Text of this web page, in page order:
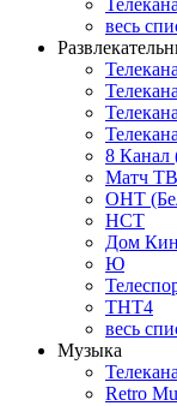
весь
8 Канал
Матч ТВ
ОНТ
НСТ
Дом
Ю
ТНТ4
весь
Музыка
Retro